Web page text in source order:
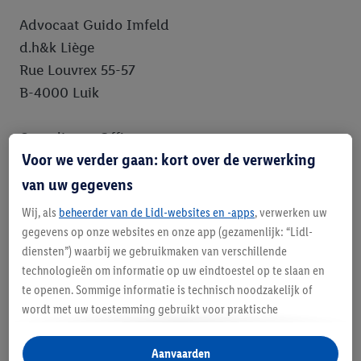
Advocaat Guido Imfeld
d.h&k Liège
Rue Louvrex 55-57
B-4000 Luik
Compliance Officer
Wilt u een compliance-overtreding melden of
heeft u vragen over het thema compliance bij Lidl,
dan kunt u terecht bij onze Compliance Officer.
Lidl Belgium GmbH & Co. KG
Compliance
Guldensporenpark 90, gebouw J
9820 Merelbeke
Voor we verder gaan: kort over de verwerking
van uw gegevens
Wij, als beheerder van de Lidl-websites en -apps, verwerken uw
gegevens op onze websites en onze app (gezamenlijk: “Lidl-
diensten”) waarbij we gebruikmaken van verschillende
technologieën om informatie op uw eindtoestel op te slaan en
te openen. Sommige informatie is technisch noodzakelijk of
wordt met uw toestemming gebruikt voor praktische
reclame binnen en buiten de Lidl-diensten aan te bieden. Als u
Aanvaarden